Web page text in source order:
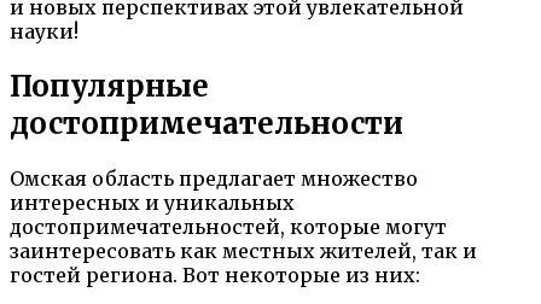
и новых перспективах этой увлекательной
науки!
Популярные
достопримечательности
Омская область предлагает множество
интересных и уникальных
достопримечательностей, которые могут
заинтересовать как местных жителей, так и
гостей региона. Вот некоторые из них: